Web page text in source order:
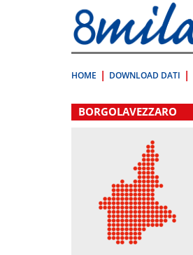
direttamente
a:
Contenuto
HOME DOWNLOAD DATI
.
BORGOLAVEZZARO